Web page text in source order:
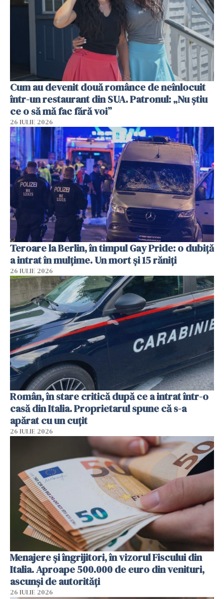
Cum au devenit două românce de neînlocuit
într-un restaurant din SUA. Patronul: „Nu știu
ce o să mă fac fără voi”
26 IULIE 2026
Teroare la Berlin, în timpul Gay Pride: o dubiță
a intrat în mulțime. Un mort și 15 răniți
26 IULIE 2026
Român, în stare critică după ce a intrat într-o
casă din Italia. Proprietarul spune că s-a
apărat cu un cuțit
26 IULIE 2026
Menajere și îngrijitori, în vizorul Fiscului din
Italia. Aproape 500.000 de euro din venituri,
ascunși de autorități
26 IULIE 2026